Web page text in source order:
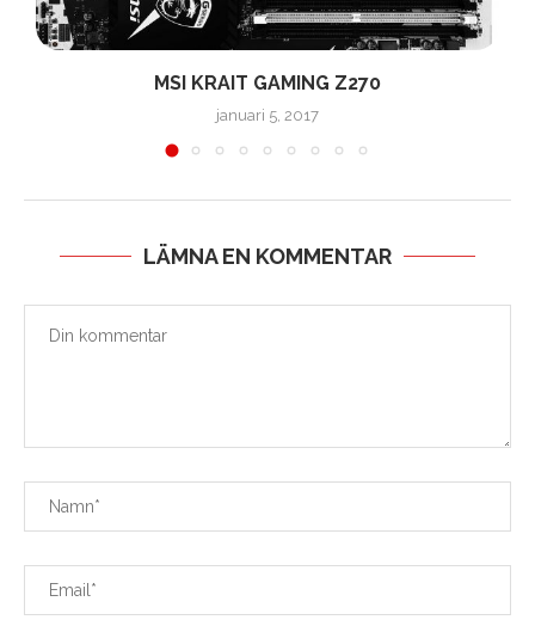
MSI KRAIT GAMING Z270
januari 5, 2017
LÄMNA EN KOMMENTAR